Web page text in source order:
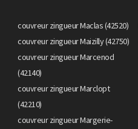
couvreur zingueur Maclas (42520)
couvreur zingueur Maizilly (42750)
couvreur zingueur Marcenod
(42140)
couvreur zingueur Marclopt
(42210)
couvreur zingueur Margerie-